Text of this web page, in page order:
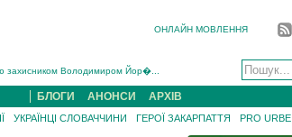
ОНЛАЙН МОВЛЕННЯ
захисником Володимиром Йор�...
Югасом, який два роки �...
Юліана Гербея (ФОТО)[/gree...
(ФОТО)...
БЛОГИ АНОНСИ АРХІВ
УКРАЇНЦІ СЛОВАЧЧИНИ ГЕРОЇ ЗАКАРПАТТЯ PRO URBE